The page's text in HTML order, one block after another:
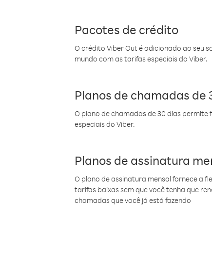
Pacotes de crédito
O crédito Viber Out é adicionado ao seu
mundo com as tarifas especiais do Viber.
Planos de chamadas de
O plano de chamadas de 30 dias
especiais do Viber.
Planos de assinatura
O plano de assinatura mensal fornece a
tarifas baixas sem que você tenha que
chamadas que você já está fazendo